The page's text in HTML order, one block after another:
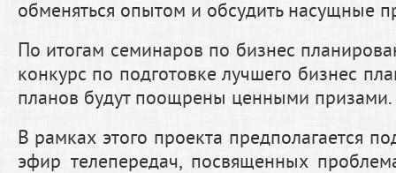
обменяться опытом и обсудить насущные
По итогам семинаров по бизнес
конкурс по подготовке лучшего бизнес
планов будут поощрены ценными призами.
В рамках этого проекта предполагается
эфир телепередач, посвященных